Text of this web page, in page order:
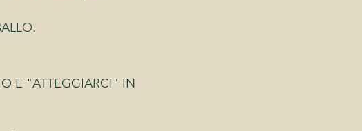
E "ATTEGGIARCI" IN